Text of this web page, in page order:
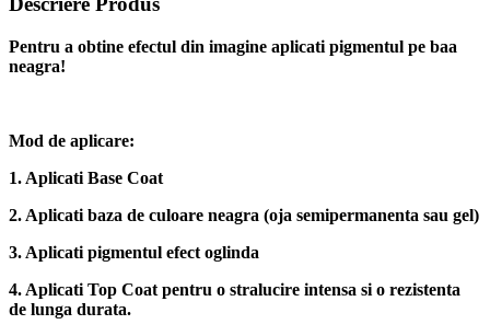
Pentru a obtine efectul din imagine aplicati pigmentul pe baa
neagra!
Mod de aplicare:
1. Aplicati Base Coat
2. Aplicati baza de culoare neagra (oja semipermanenta sau gel)
3. Aplicati pigmentul efect oglinda
4. Aplicati Top Coat pentru o stralucire intensa si o rezistenta
de lunga durata.